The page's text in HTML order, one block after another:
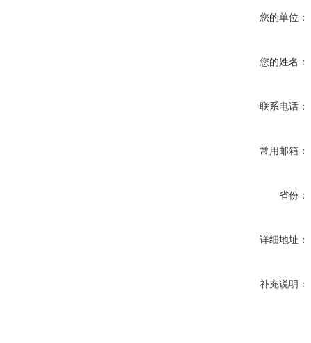
您的单位：
您的姓名：
联系电话：
常用邮箱：
省份：
详细地址：
补充说明：